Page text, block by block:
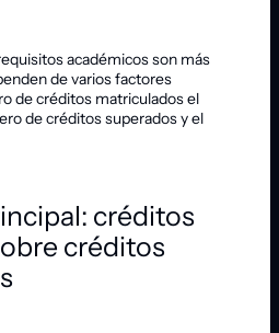
académicos son más
de varios factores
de créditos matriculados el
de créditos superados y el
créditos
créditos